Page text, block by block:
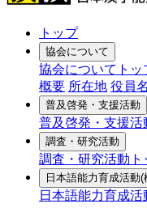
トップ
協会について
協会についてトッ
概要 所在地 役員
普及啓発・支援活動
普及啓発・支援活
調査・研究活動
調査・研究活動ト
日本語能力育成活動(
日本語能力育成